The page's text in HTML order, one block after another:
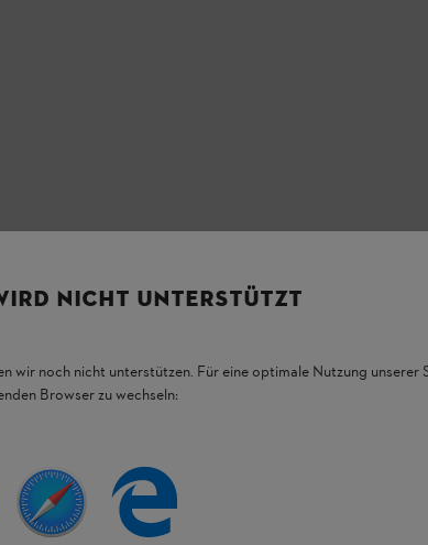
NICHT UNTERSTÜTZT
wir noch nicht unterstützen. Für eine optimale Nutzung unserer
Browser zu wechseln: